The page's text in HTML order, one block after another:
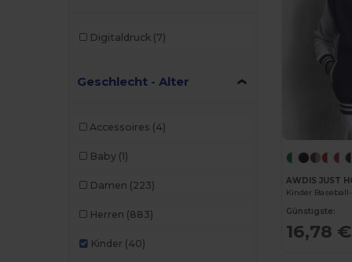
Digitaldruck (7)
Geschlecht - Alter
Accessoires (4)
Baby (1)
Damen (223)
Herren (883)
Kinder (40)
AWDIS JUST
Kinder
Günstigste:
16,78 €